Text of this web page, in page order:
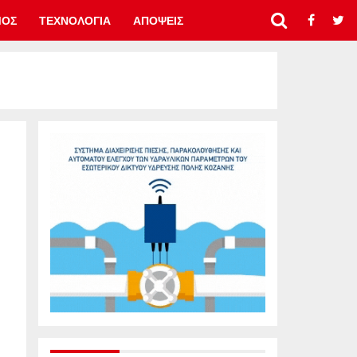
ΤΕΧΝΟΛΟΓΙΑ ΑΠΟΨΕΙΣ